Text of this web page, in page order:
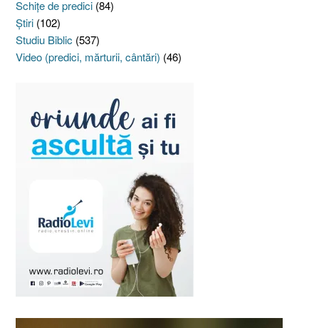
Schiţe de predici (84)
Ştiri (102)
Studiu Biblic (537)
Video (predici, mărturii, cântări) (46)